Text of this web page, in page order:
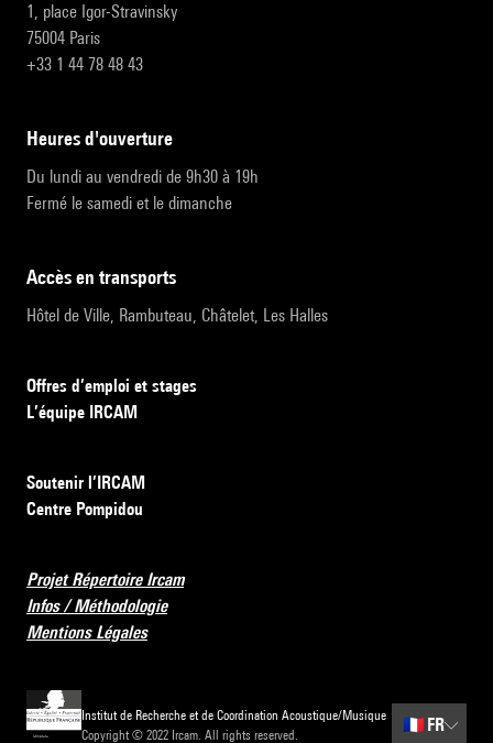
1, place Igor-Stravinsky
75004 Paris
+33 1 44 78 48 43
heures d'ouverture
Du lundi au vendredi de 9h30 à 19h
Fermé le samedi et le dimanche
accès en transports
Hôtel de Ville, Rambuteau, Châtelet, Les Halles
Offres d’emploi et stages
L’équipe IRCAM
Soutenir l’IRCAM
Centre Pompidou
Projet Répertoire Ircam
Infos / Méthodologie
Mentions Légales
Institut de Recherche et de Coordination Acoustique/Musique
Copyright © 2022 Ircam. All rights reserved.
🇫🇷 FR